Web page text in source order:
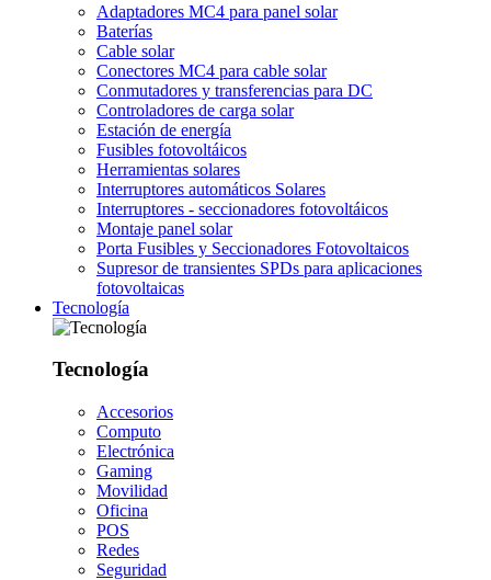
Adaptadores MC4 para panel solar
Baterías
Cable solar
Conectores MC4 para cable solar
Conmutadores y transferencias para DC
Controladores de carga solar
Estación de energía
Fusibles fotovoltáicos
Herramientas solares
Interruptores automáticos Solares
Interruptores - seccionadores fotovoltáicos
Montaje panel solar
Porta Fusibles y Seccionadores Fotovoltaicos
Supresor de transientes SPDs para aplicaciones
fotovoltaicas
Tecnología
Tecnología
Accesorios
Computo
Electrónica
Gaming
Movilidad
Oficina
POS
Redes
Seguridad